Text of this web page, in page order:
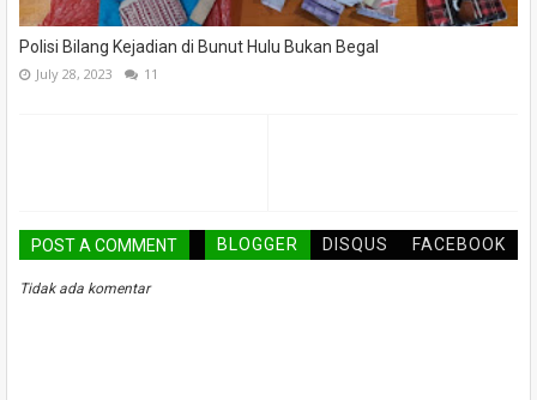
Polisi Bilang Kejadian di Bunut Hulu Bukan Begal
July 28, 2023 11
POST A COMMENT BLOGGER DISQUS FACEBOOK
Tidak ada komentar